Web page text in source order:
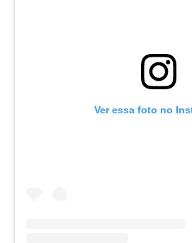
Ver essa foto no